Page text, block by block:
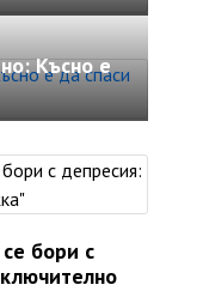
Късно е
бори с